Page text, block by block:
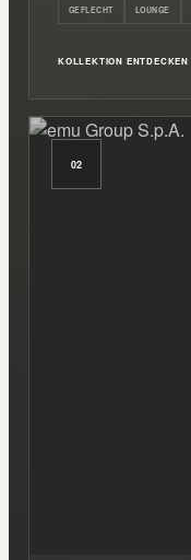
GEFLECHT LOUNGE
KOLLEKTION ENTDECKEN
02